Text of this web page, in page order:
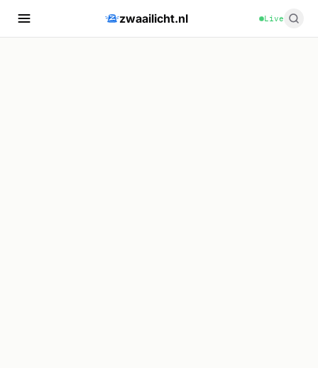
zwaailicht.nl Live